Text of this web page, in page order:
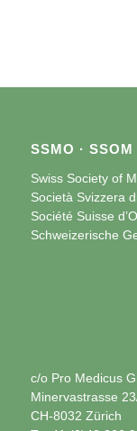
SSMO · SSOM
Swiss Society of
Società Svizzera
Société Suisse
Schweizerische
c/o Pro Medicus
Minervastrasse
CH-8032 Zürich